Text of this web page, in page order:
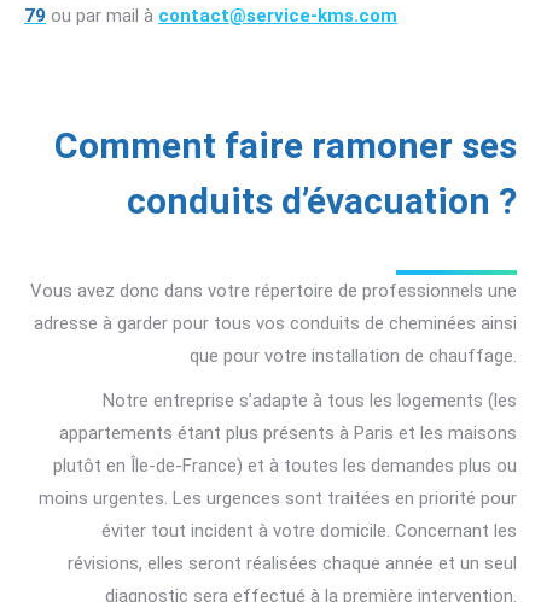
79 ou par mail à contact@service-kms.com
Comment faire ramoner ses
conduits d’évacuation ?
Vous avez donc dans votre répertoire de professionnels une
adresse à garder pour tous vos conduits de cheminées ainsi
que pour votre installation de chauffage.
Notre entreprise s’adapte à tous les logements (les
appartements étant plus présents à Paris et les maisons
plutôt en Île-de-France) et à toutes les demandes plus ou
moins urgentes. Les urgences sont traitées en priorité pour
éviter tout incident à votre domicile. Concernant les
révisions, elles seront réalisées chaque année et un seul
diagnostic sera effectué à la première intervention.